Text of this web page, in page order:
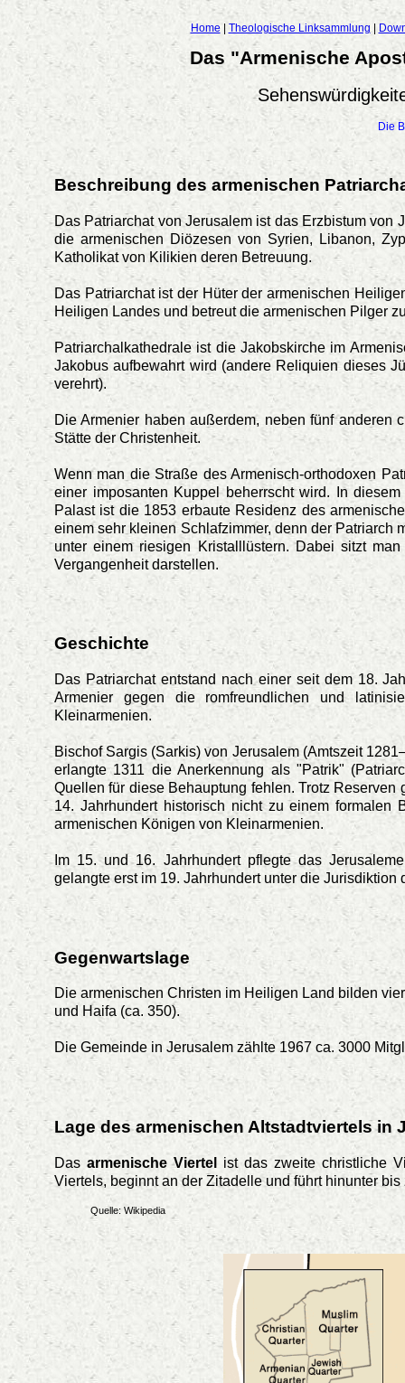
Home| Theologische Linksammlung
Das "Armenische
Die
Beschreibung des armenischen
Das Patriarchat von Jerusalem ist das Erzbistum
die armenischen Diözesen von Syrien, Libanon,
Katholikat von Kilikien deren Betreuung.
Das Patriarchat ist der Hüter der armenischen
Heiligen Landes und betreut die armenischen Pilger
Patriarchalkathedrale ist die Jakobskirche im
Jakobus aufbewahrt wird (andere Reliquien dieses
verehrt).
Die Armenier haben außerdem, neben fünf anderen
Stätte der Christenheit.
Wenn man die Straße des Armenisch-orthodoxen
einer imposanten Kuppel beherrscht wird. In
Palast ist die 1853 erbaute Residenz des
einem sehr kleinen Schlafzimmer, denn der Patriarch
unter einem riesigen Kristalllüstern. Dabei sitzt
Vergangenheit darstellen.
Geschichte
Das Patriarchat entstand nach einer seit dem 18.
Armenier gegen die romfreundlichen und
Kleinarmenien.
Bischof Sargis (Sarkis) von Jerusalem (Amtszeit
erlangte 1311 die Anerkennung als "Patrik"
Quellen für diese Behauptung fehlen. Trotz
14. Jahrhundert historisch nicht zu einem
armenischen Königen von Kleinarmenien.
Im 15. und 16. Jahrhundert pflegte das
gelangte erst im 19. Jahrhundert unter die Jurisdiktion
Gegenwartslage
Die armenischen Christen im Heiligen Land bilden
und Haifa (ca. 350).
Die Gemeinde in Jerusalem zählte 1967 ca. 3000
Lage des armenischen Altstadtviertels in
Dasarmenische Viertel
ist das zweite christliche
Viertels, beginnt an der Zitadelle und führt hinunter bis
Quelle: Wikipedia